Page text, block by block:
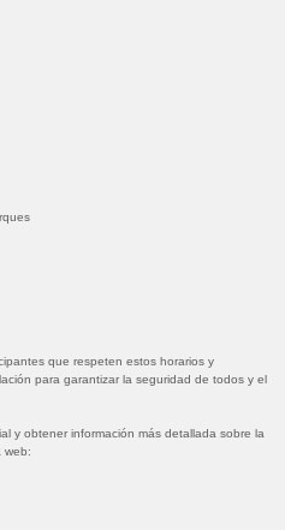
que respeten estos horarios y
para garantizar la seguridad de todos y el
y obtener información más detallada sobre la
web: